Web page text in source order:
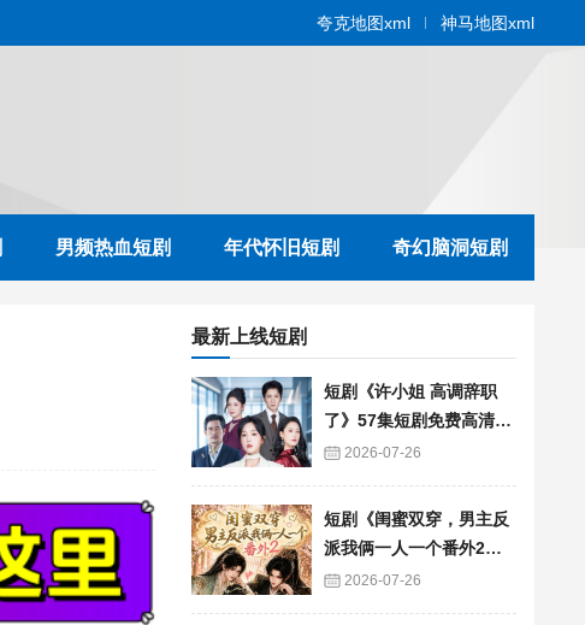
夸克地图xml 神马地图xml
男频热血短剧 年代怀旧短剧 奇幻脑洞短剧
最新上线短剧
短剧《许小姐 高调辞职
了》57集短剧免费高清在
线播放
2026-07-26
短剧《闺蜜双穿，男主反
派我俩一人一个番外2》6
0集短剧高清完整版免费
2026-07-26